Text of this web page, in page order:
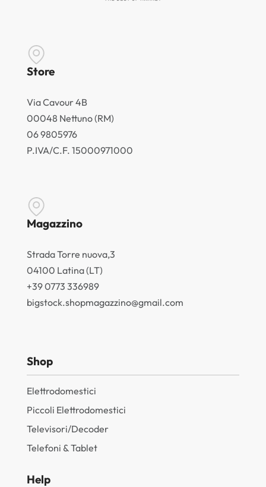
Store
Via Cavour 4B
00048 Nettuno (RM)
06 9805976
P.IVA/C.F. 15000971000
Magazzino
Strada Torre nuova,3
04100 Latina (LT)
+39 0773 336989
bigstock.shopmagazzino@gmail.com
Shop
Elettrodomestici
Piccoli Elettrodomestici
Televisori/Decoder
Telefoni & Tablet
Help